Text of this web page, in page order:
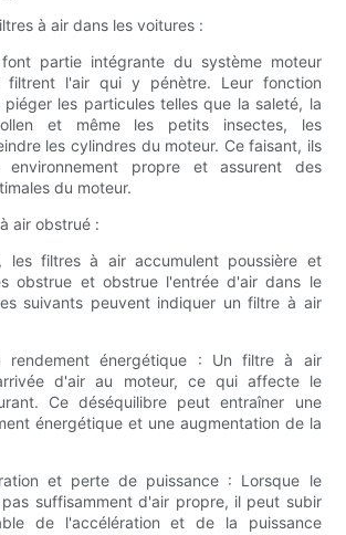
à air dans les voitures :
partie intégrante du système moteur
filtrent l'air qui y pénètre. Leur fonction
les particules telles que la saleté, la
et même les petits insectes, les
les cylindres du moteur. Ce faisant, ils
environnement propre et assurent des
du moteur.
air obstrué :
les filtres à air accumulent poussière et
obstrue et obstrue l'entrée d'air dans le
suivants peuvent indiquer un filtre à air
rendement énergétique : Un filtre à air
d'air au moteur, ce qui affecte le
Ce déséquilibre peut entraîner une
énergétique et une augmentation de la
et perte de puissance : Lorsque le
suffisamment d'air propre, il peut subir
de l'accélération et de la puissance